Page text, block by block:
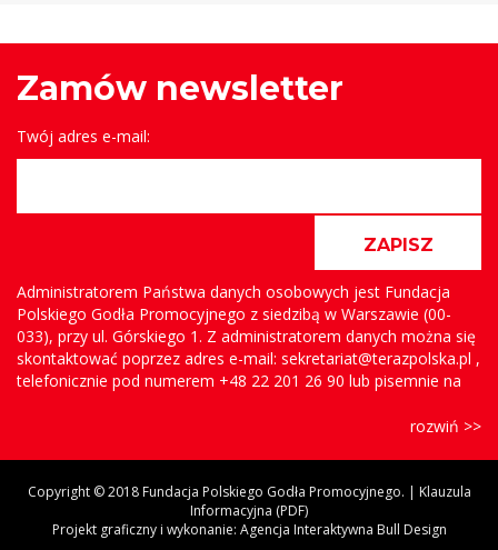
Zamów newsletter
Twój adres e-mail:
ZAPISZ
Administratorem Państwa danych osobowych jest Fundacja
Polskiego Godła Promocyjnego z siedzibą w Warszawie (00-
033), przy ul. Górskiego 1. Z administratorem danych można się
skontaktować poprzez adres e-mail: sekretariat@terazpolska.pl ,
telefonicznie pod numerem +48 22 201 26 90 lub pisemnie na
administratora. Uzasadnionymi interesami administratora jest
prowadzenie newslettera i informowanie osób
zainteresowanych o działaniach Fundacji.
rozwiń >>
Copyright © 2018 Fundacja Polskiego Godła Promocyjnego. | Klauzula
Informacyjna (PDF)
Projekt graficzny i wykonanie: Agencja Interaktywna Bull Design